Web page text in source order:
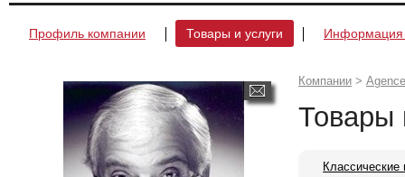
Профиль компании Товары и услуги Информация
Компании >
Товары
Классические